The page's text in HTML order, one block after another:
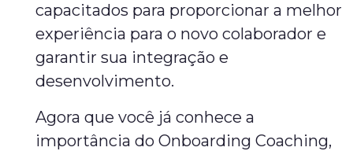
capacitados para proporcionar a melhor
experiência para o novo colaborador e
garantir sua integração e
desenvolvimento.
Agora que você já conhece a
importância do Onboarding Coaching,